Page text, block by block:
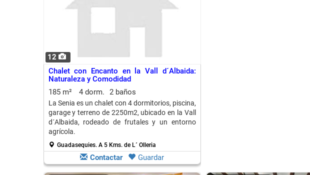
12
Chalet con Encanto en la Vall d´Albaida:
Naturaleza y Comodidad
185 m²
4 dorm. 2 baños
La Senia es un chalet con 4 dormitorios, piscina,
garage y terreno de 2250m2, ubicado en la Vall
d´Albaida, rodeado de frutales y un entorno
agrícola.
Guadasequies. A 5 Kms. de L´ Olleria
Contactar Guardar